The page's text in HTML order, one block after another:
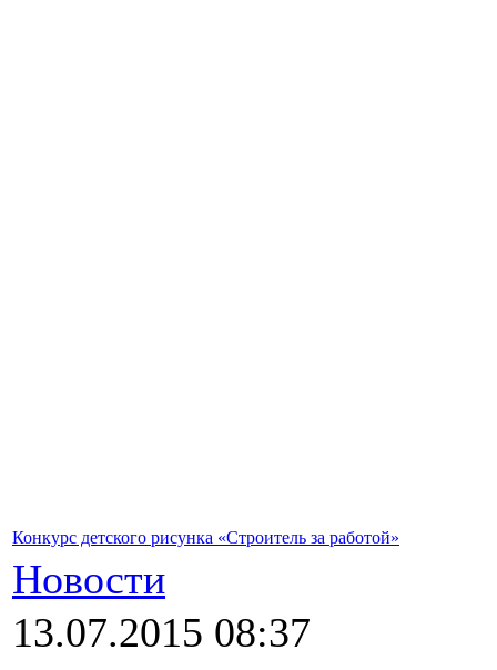
Конкурс детского рисунка «Строитель за работой»
Новости
13.07.2015 08:37